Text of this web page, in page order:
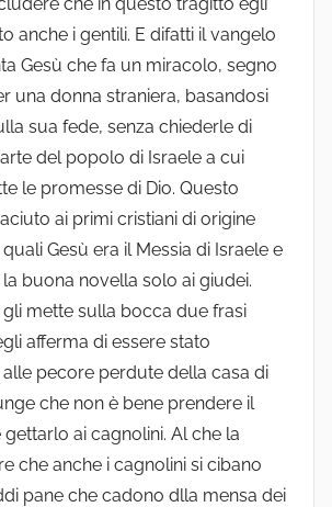
anche i gentili. E difatti il vangelo
Gesù che fa un miracolo, segno
una donna straniera, basandosi
sua fede, senza chiederle di
del popolo di Israele a cui
le promesse di Dio. Questo
ai primi cristiani di origine
Gesù era il Messia di Israele e
buona novella solo ai giudei.
mette sulla bocca due frasi
afferma di essere stato
pecore perdute della casa di
che non è bene prendere il
gettarlo ai cagnolini. Al che la
che anche i cagnolini si cibano
pane che cadono dlla mensa dei